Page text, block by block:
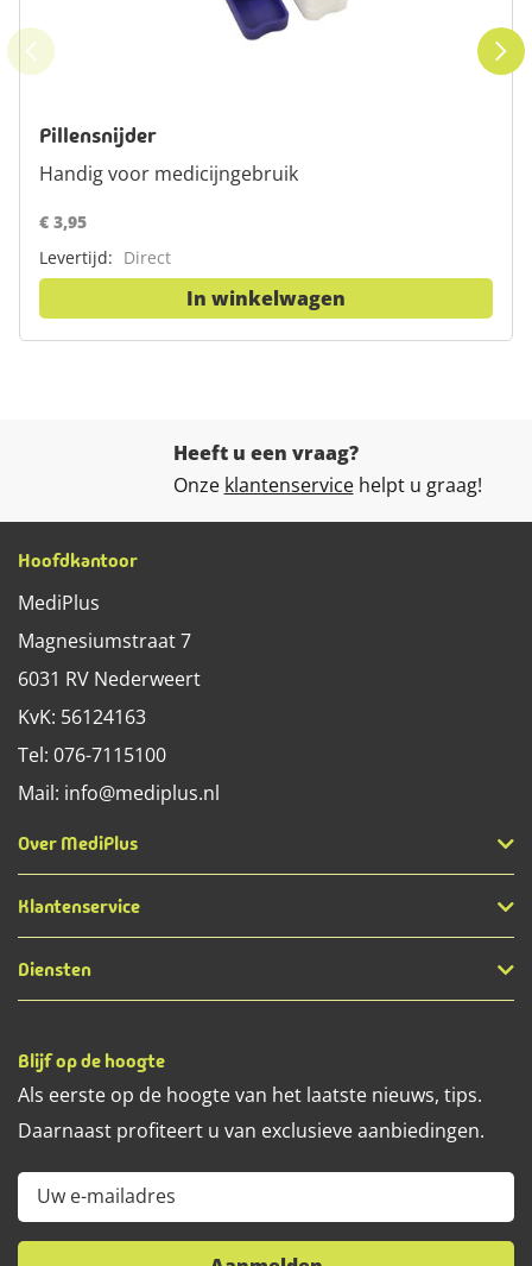
Pillensnijder
Handig voor medicijngebruik
€ 3,95
Levertijd: Direct
In winkelwagen
Heeft u een vraag?
Onze klantenservicehelpt u graag!
Hoofdkantoor
MediPlus
Magnesiumstraat 7
6031 RV Nederweert
KvK: 56124163
Tel: 076-7115100
Mail: info@mediplus.nl
Over MediPlus
Klantenservice
Diensten
Blijf op de hoogte
Als eerste op de hoogte van het laatste nieuws, tips.
Daarnaast profiteert u van exclusieve aanbiedingen.
Uw e-mailadres